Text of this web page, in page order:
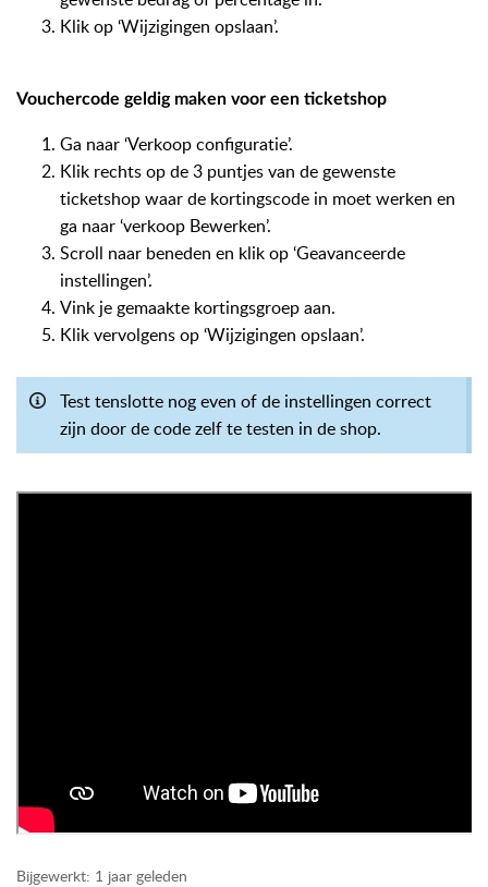
Klik op ‘Wijzigingen opslaan’.
Vouchercode geldig maken voor een ticketshop
Ga naar ‘Verkoop configuratie’.
Klik rechts op de 3 puntjes van de gewenste
ticketshop waar de kortingscode in moet werken en
ga naar ‘verkoop Bewerken’.
Scroll naar beneden en klik op ‘Geavanceerde
instellingen’.
Vink je gemaakte kortingsgroep aan.
Klik vervolgens op ‘Wijzigingen opslaan’.
Test tenslotte nog even of de instellingen correct
zijn door de code zelf te testen in de shop.
Bijgewerkt: 1 jaar geleden